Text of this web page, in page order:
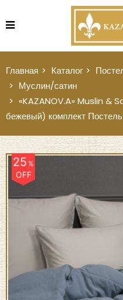
Главная Каталог
Муслин/сатин
«KAZANOV.A» Muslin &
бежевый) комплект
25%
OFF